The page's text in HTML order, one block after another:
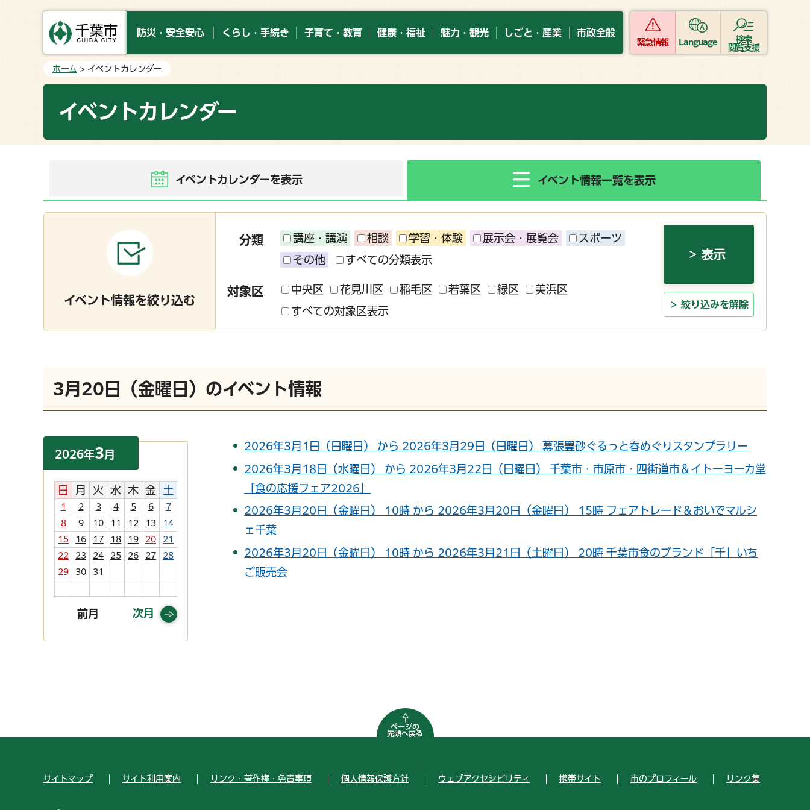
防災・安全安心 くらし・手続き 子育て・教育 健康・福祉 魅力・観光 しごと・産業 市政全般
緊急情報 Language
検索
閲覧支援
ホーム > イベントカレンダー
イベントカレンダー
イベントカレンダーを表示 イベント情報一覧を表示
イベント情報を絞り込む
分類 講座・講演 相談 学習・体験 展示会・展覧会
スポーツ
その他
すべての分類表示
対象区 中央区 花見川区 稲毛区 若葉区 緑区
美浜区
すべての対象区表示
絞り込みを解除
3月20日（金曜日）のイベント情報
2026年3月
日 月 火 水 木 金 土
1 2 3 4 5 6
7
8
9 10 11 12 13
14
15
16 17 18 19 20
21
22
23 24 25 26 27
28
29
30 31
前月 次月
2026年3月1日（日曜日） から 2026年3月29日（日曜日） 幕張豊砂ぐるっと春めぐりスタンプラリー
2026年3月18日（水曜日） から 2026年3月22日（日曜日） 千葉市・市原市・四街道市＆イトーヨーカ堂
「食の応援フェア2026」
2026年3月20日（金曜日） 10時 から 2026年3月20日（金曜日） 15時 フェアトレード＆おいでマルシ
ェ千葉
2026年3月20日（金曜日） 10時 から 2026年3月21日（土曜日） 20時 千葉市食のブランド「千」いち
ご販売会
ページの
先頭へ戻る
サイトマップ サイト利用案内 リンク・著作権・免責事項 個人情報保護方針 ウェブアクセシビリティ 携帯サイト 市のプロフィール リンク集